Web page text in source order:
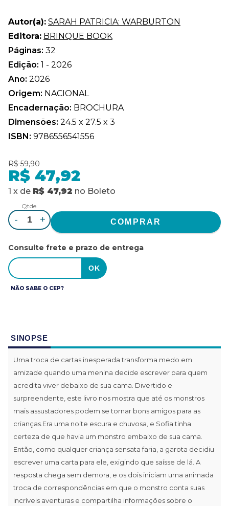
Autor(a): SARAH PATRICIA: WARBURTON
Editora: BRINQUE BOOK
Páginas: 32
Edição: 1 - 2026
Ano: 2026
Origem: NACIONAL
Encadernação: BROCHURA
Dimensões: 24.5 x 27.5 x 3
ISBN: 9786556541556
R$ 59,90
R$ 47,92
1 x de R$ 47,92 no Boleto
Qtde.
- +
Consulte frete e prazo de entrega
NÃO SABE O CEP?
SINOPSE
Uma troca de cartas inesperada transforma medo em
amizade quando uma menina decide escrever para quem
acredita viver debaixo de sua cama. Divertido e
surpreendente, este livro nos mostra que até os monstros
mais assustadores podem se tornar bons amigos para as
crianças.Era uma noite escura e chuvosa, e Sofia tinha
certeza de que havia um monstro embaixo de sua cama.
Então, como qualquer criança sensata faria, a garota decidiu
escrever uma carta para ele, exigindo que saísse de lá. A
resposta chega sem demora, e os dois iniciam uma animada
troca de correspondências em que o monstro conta suas
incríveis aventuras e compartilha informações sobre o